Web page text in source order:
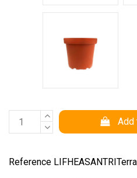
Add
Reference